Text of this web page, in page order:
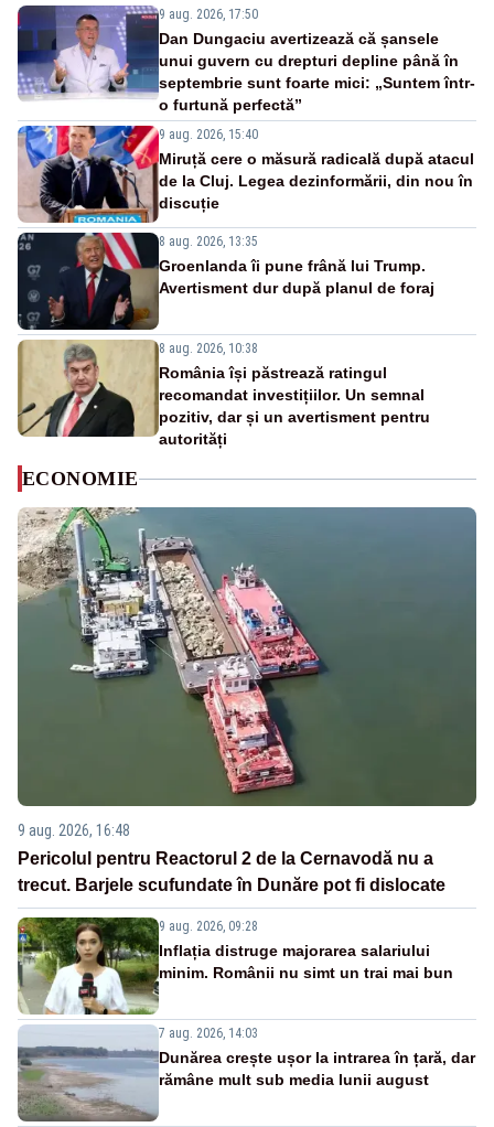
9 aug. 2026, 17:50
Dan Dungaciu avertizează că șansele
unui guvern cu drepturi depline până în
septembrie sunt foarte mici: „Suntem într-
o furtună perfectă”
9 aug. 2026, 15:40
Miruță cere o măsură radicală după atacul
de la Cluj. Legea dezinformării, din nou în
discuție
8 aug. 2026, 13:35
Groenlanda îi pune frână lui Trump.
Avertisment dur după planul de foraj
8 aug. 2026, 10:38
România își păstrează ratingul
recomandat investițiilor. Un semnal
pozitiv, dar și un avertisment pentru
autorități
ECONOMIE
9 aug. 2026, 16:48
Pericolul pentru Reactorul 2 de la Cernavodă nu a
trecut. Barjele scufundate în Dunăre pot fi dislocate
9 aug. 2026, 09:28
Inflația distruge majorarea salariului
minim. Românii nu simt un trai mai bun
7 aug. 2026, 14:03
Dunărea crește ușor la intrarea în țară, dar
rămâne mult sub media lunii august